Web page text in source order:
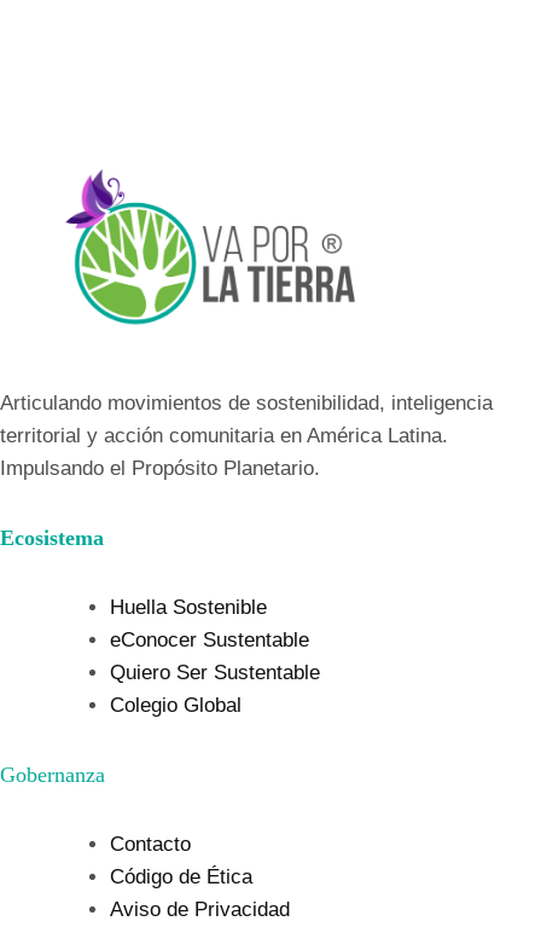
Articulando movimientos de sostenibilidad, inteligencia
territorial y acción comunitaria en América Latina.
Impulsando el Propósito Planetario.
Ecosistema
Huella Sostenible
eConocer Sustentable
Quiero Ser Sustentable
Colegio Global
Gobernanza
Contacto
Código de Ética
Aviso de Privacidad